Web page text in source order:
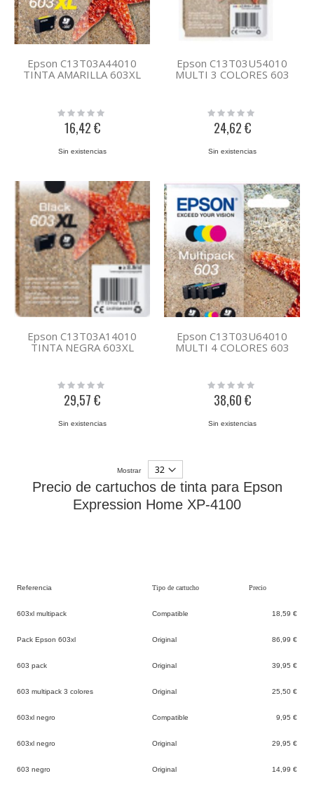
Epson C13T03A44010
TINTA AMARILLA 603XL
Rating:
16,42 €
Sin existencias
Epson C13T03U54010
MULTI 3 COLORES 603
Rating:
24,62 €
Sin existencias
Epson C13T03A14010
TINTA NEGRA 603XL
Rating:
29,57 €
Sin existencias
Epson C13T03U64010
MULTI 4 COLORES 603
Rating:
38,60 €
Sin existencias
Mostrar
Precio de cartuchos de tinta para Epson
Expression Home XP-4100
Referencia Tipo de cartucho Precio
603xl multipack Compatible 18,59 €
Pack Epson 603xl Original 86,99 €
603 pack Original 39,95 €
603 multipack 3 colores Original 25,50 €
603xl negro Compatible 9,95 €
603xl negro Original 29,95 €
603 negro Original 14,99 €